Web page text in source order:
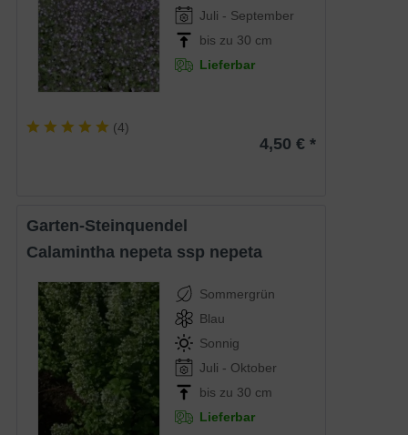
Juli - September
bis zu 30 cm
Lieferbar
(4)
4,50 € *
Garten-Steinquendel
Calamintha nepeta ssp nepeta
Sommergrün
Blau
Sonnig
Juli - Oktober
bis zu 30 cm
Lieferbar